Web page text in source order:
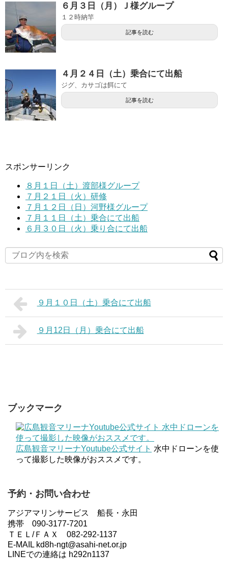
６月３日（月）Ｊ様グループ
１２時納竿
記事を読む
４月２４日（土）乗合にて出船
ジグ、カサゴは餌にて
記事を読む
スポンサーリンク
８月１日（土）渡部様グループ
７月２１日（火）研修
７月１２日（日）河野様グループ
７月１１日（土）乗合にて出船
６月３０日（火）乗り合にて出船
９月１０日（土）乗合にて出船
９月12日（月）乗合にて出船
ブックマーク
広島観音マリーナYoutube公式サイト 水中ドローンを使
って撮影した映像がおススメです。
予約・お問い合わせ
アジアマリンサービス 船長・永田
携帯 090-3177-7201
ＴＥＬ/ＦＡＸ 082-292-1137
E-MAIL kd8h-ngt@asahi-net.or.jp
LINEでの連絡は h292n1137